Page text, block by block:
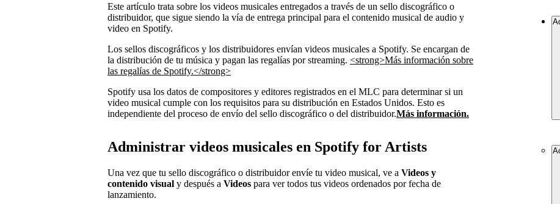
Este artículo trata sobre los videos musicales entregados a través de un sello discográfico o
distribuidor, que sigue siendo la vía de entrega principal para el contenido musical de audio y
video en Spotify.
Los sellos discográficos y los distribuidores envían videos musicales a Spotify. Se encargan de
la distribución de tu música y pagan las regalías por streaming. <strong>Más información sobre
las regalías de Spotify.</strong>
Spotify usa los datos de compositores y editores registrados en el MLC para determinar si un
video musical cumple con los requisitos para su distribución en Estados Unidos. Esto es
independiente del proceso de envío del sello discográfico o del distribuidor.Más información.
Administrar videos musicales en Spotify for Artists
Una vez que tu sello discográfico o distribuidor envíe tu video musical, ve a Videos y
contenido visual y después a Videos para ver todos tus videos ordenados por fecha de
lanzamiento.